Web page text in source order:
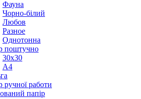
Фауна
Чорно-білий
Любов
Разное
Однотонна
поштучно
30х30
А4
ручної работи
папір